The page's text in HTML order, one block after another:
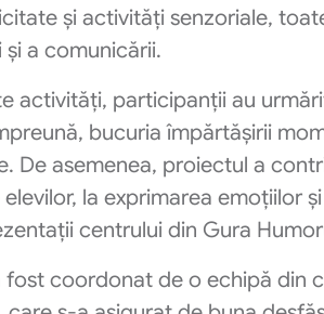
și activități senzoriale,
a comunicării.
activități, participanții au
bucuria împărtășirii
De asemenea, proiectul a
la exprimarea emoțiilor
centrului din Gura
fost coordonat de o echipă din